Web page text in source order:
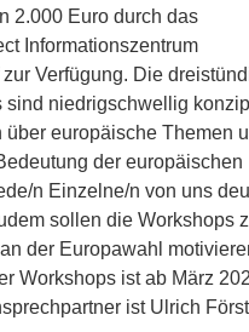
2.000 Euro durch das
Informationszentrum
Verfügung. Die
sind niedrigschwellig
über europäische Themen
der europäischen
n Einzelne/n von uns
sollen die Workshops
der Europawahl
Workshops ist ab März
ist Ulrich